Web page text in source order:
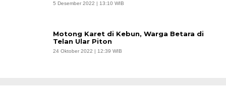
5 Desember 2022 | 13:10 WIB
Motong Karet di Kebun, Warga Betara di
Telan Ular Piton
24 Oktober 2022 | 12:39 WIB